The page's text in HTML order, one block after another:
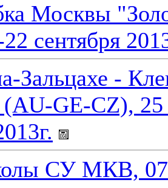
Москвы
сентября
Зальцахе -
GE-CZ), 25
СУ МКВ,